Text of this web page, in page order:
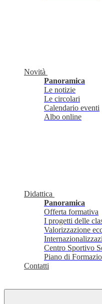
Novità
Panoramica
Le notizie
Le circolari
Calendario eventi
Albo online
Didattica
Panoramica
Offerta formativa
I progetti delle
Valorizzazione
Centro Sportivo
Piano di
Contatti